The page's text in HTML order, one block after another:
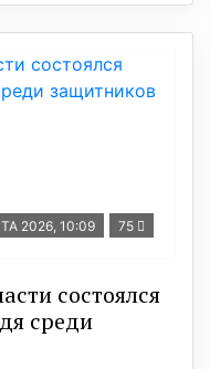
2026, 10:09 75
состоялся
среди